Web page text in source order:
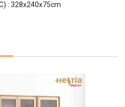
: 328x240x75cm